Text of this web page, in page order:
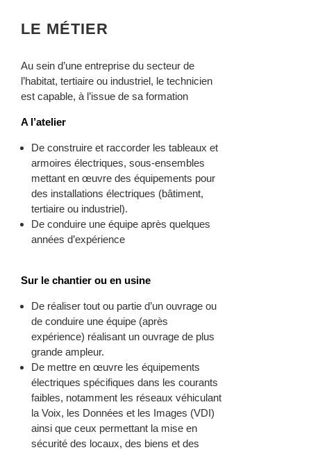
LE MÉTIER
Au sein d’une entreprise du secteur de
l’habitat, tertiaire ou industriel, le technicien
est capable, à l’issue de sa formation
A l’atelier
De construire et raccorder les tableaux et
armoires électriques, sous-ensembles
mettant en œuvre des équipements pour
des installations électriques (bâtiment,
tertiaire ou industriel).
De conduire une équipe après quelques
années d’expérience
Sur le chantier ou en usine
De réaliser tout ou partie d’un ouvrage ou
de conduire une équipe (après
expérience) réalisant un ouvrage de plus
grande ampleur.
De mettre en œuvre les équipements
électriques spécifiques dans les courants
faibles, notamment les réseaux véhiculant
la Voix, les Données et les Images (VDI)
ainsi que ceux permettant la mise en
sécurité des locaux, des biens et des